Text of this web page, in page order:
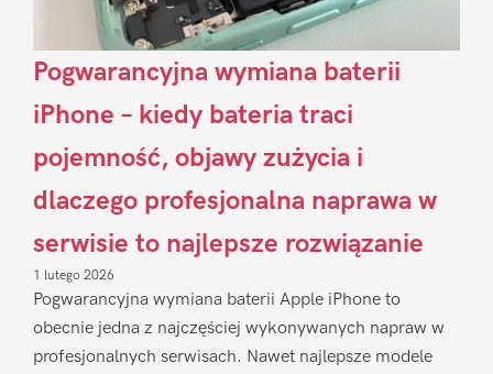
Pogwarancyjna wymiana baterii
iPhone – kiedy bateria traci
pojemność, objawy zużycia i
dlaczego profesjonalna naprawa w
serwisie to najlepsze rozwiązanie
1 lutego 2026
Pogwarancyjna wymiana baterii Apple iPhone to
obecnie jedna z najczęściej wykonywanych napraw w
profesjonalnych serwisach. Nawet najlepsze modele